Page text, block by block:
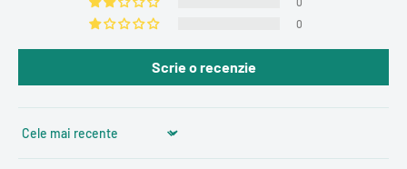
0
Scrie o recenzie
Sort by